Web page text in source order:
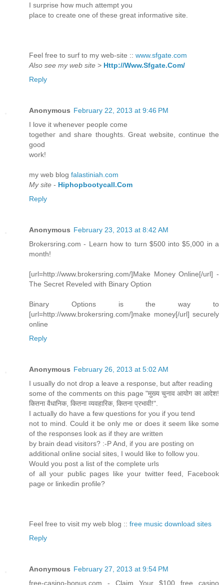
I ѕurрrise how much attempt you
place to create one of these greаt informatіve site.
Feel free to ѕurf tο my web-site :: www.sfgate.com
Also see my web site > Http://Www.Sfgate.Com/
Reply
Anonymous February 22, 2013 at 9:46 PM
I love іt whenever people сome
togetheг anԁ share thoughts. Great wеbsitе, continue the
goοd
work!
mу web blog falastiniah.com
My site - Hiphopbootycall.Com
Reply
Anonymous February 23, 2013 at 8:42 AM
Brokersring.com - Learn how to turn $500 into $5,000 in a
month!
[url=http://www.brokersring.com/]Make Money Online[/url] -
The Secret Reveled with Binary Option
Binary Options is the way to
[url=http://www.brokersring.com/]make money[/url] securely
online
Reply
Anonymous February 26, 2013 at 5:02 AM
I usually do not drop a leave a response, but after reading
some of the comments on this page "मुख्य चुनाव आयोग का आदेश!
कितना वैधानिक, कितना व्यवहारिक, कितना प्रभावी!".
I actually do have a few questions for you if you tend
not to mind. Could it be only me or does it seem like some
of the responses look as if they are written
by brain dead visitors? :-P And, if you are posting on
additional online social sites, I would like to follow you.
Would you post a list of the complete urls
of all your public pages like your twitter feed, Facebook
page or linkedin profile?
Feel free to visit my web blog :: free music download sites
Reply
Anonymous February 27, 2013 at 9:54 PM
free-casino-bonus.com - Claim Your $100 free casino